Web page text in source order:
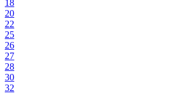
18
20
22
25
26
27
28
30
32